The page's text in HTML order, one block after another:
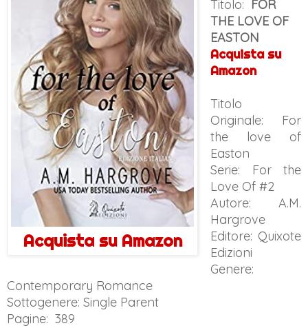
Acquista su Amazon
Titolo:
FOR
THE LOVE OF
EASTON
Acquista su
Amazon
Titolo
Originale: For
the love of
Easton
Serie: For the
Love Of #2
Autore: A.M.
Hargrove
Editore: Quixote
Edizioni
Genere:
Contemporary Romance
Sottogenere: Single Parent
Pagine: 389